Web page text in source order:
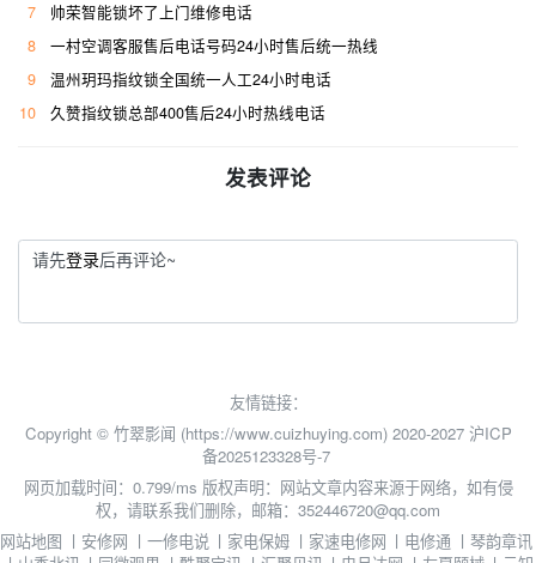
7
帅荣智能锁坏了上门维修电话
8
一村空调客服售后电话号码24小时售后统一热线
9
温州玥玛指纹锁全国统一人工24小时电话
10
久赞指纹锁总部400售后24小时热线电话
发表评论
请先登录后再评论~
友情链接：
Copyright © 竹翠影闻 (https://www.cuizhuying.com) 2020-2027 沪ICP
备2025123328号-7
网页加载时间：0.799/ms 版权声明：网站文章内容来源于网络，如有侵
权，请联系我们删除，邮箱：352446720@qq.com
网站地图 丨 安修网 丨 一修电说 丨 家电保姆 丨 家速电修网 丨 电修通 丨琴韵章讯